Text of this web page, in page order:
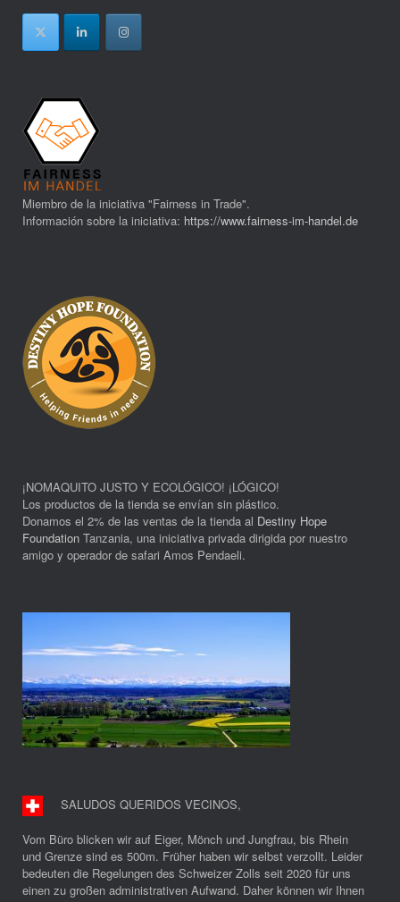
Miembro de la iniciativa "Fairness in Trade".
Información sobre la iniciativa: https://www.fairness-im-handel.de
¡NOMAQUITO JUSTO Y ECOLÓGICO! ¡LÓGICO!
Los productos de la tienda se envían sin plástico.
Donamos el 2% de las ventas de la tienda al Destiny Hope
Foundation Tanzania, una iniciativa privada dirigida por nuestro
amigo y operador de safari Amos Pendaeli.
SALUDOS QUERIDOS VECINOS,
Vom Büro blicken wir auf Eiger, Mönch und Jungfrau, bis Rhein
und Grenze sind es 500m. Früher haben wir selbst verzollt. Leider
bedeuten die Regelungen des Schweizer Zolls seit 2020 für uns
einen zu großen administrativen Aufwand. Daher können wir Ihnen